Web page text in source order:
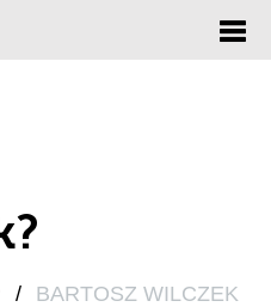
/
BARTOSZ WILCZEK